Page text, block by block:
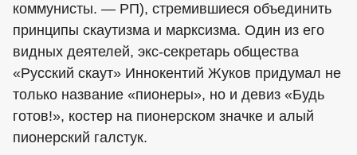
коммунисты. — РП), стремившиеся объединить
принципы скаутизма и марксизма. Один из его
видных деятелей, экс-секретарь общества
«Русский скаут» Иннокентий Жуков придумал не
только название «пионеры», но и девиз «Будь
готов!», костер на пионерском значке и алый
пионерский галстук.